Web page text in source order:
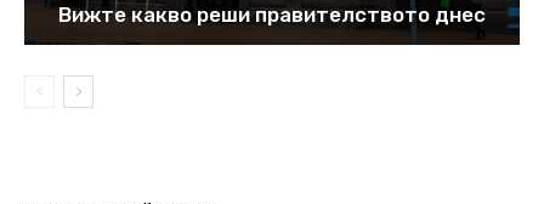
Вижте какво реши правителството днес